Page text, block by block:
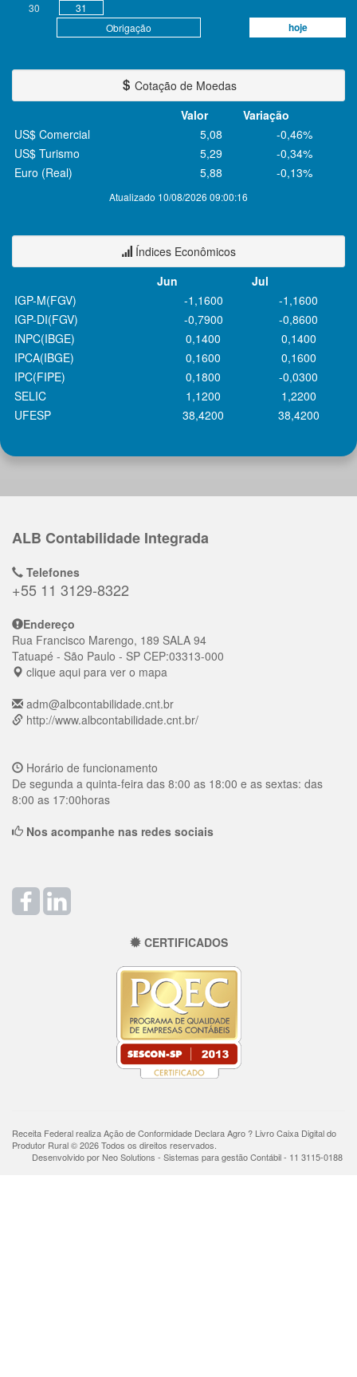
Obrigação hoje
30
31
Cotação de Moedas
Valor
Variação
Atualizado 10/08/2026 09:00:16
US$ Comercial 5,08
-0,46%
US$ Turismo
5,29
-0,34%
Euro (Real)
5,88 -0,13%
Índices Econômicos
Jun
Jul
IGP-M(FGV)
-1,1600
-1,1600
IGP-DI(FGV)
-0,7900
-0,8600
INPC(IBGE)
0,1400
0,1400
IPCA(IBGE)
0,1600
0,1600
IPC(FIPE)
0,1800
-0,0300
SELIC
1,1200
1,2200
UFESP
38,4200 38,4200
ALB Contabilidade Integrada
Telefones
+55 11 3129-8322
Endereço
Rua Francisco Marengo, 189 SALA 94
Tatuapé - São Paulo - SP CEP:03313-000
clique aqui para ver o mapa
adm@albcontabilidade.cnt.br
http://www.albcontabilidade.cnt.br/
Horário de funcionamento
De segunda a quinta-feira das 8:00 as 18:00 e as sextas: das
8:00 as 17:00horas
Nos acompanhe nas redes sociais
CERTIFICADOS
Receita Federal realiza Ação de Conformidade Declara Agro ? Livro Caixa Digital do
Produtor Rural © 2026 Todos os direitos reservados.
Desenvolvido por Neo Solutions - Sistemas para gestão Contábil - 11 3115-0188